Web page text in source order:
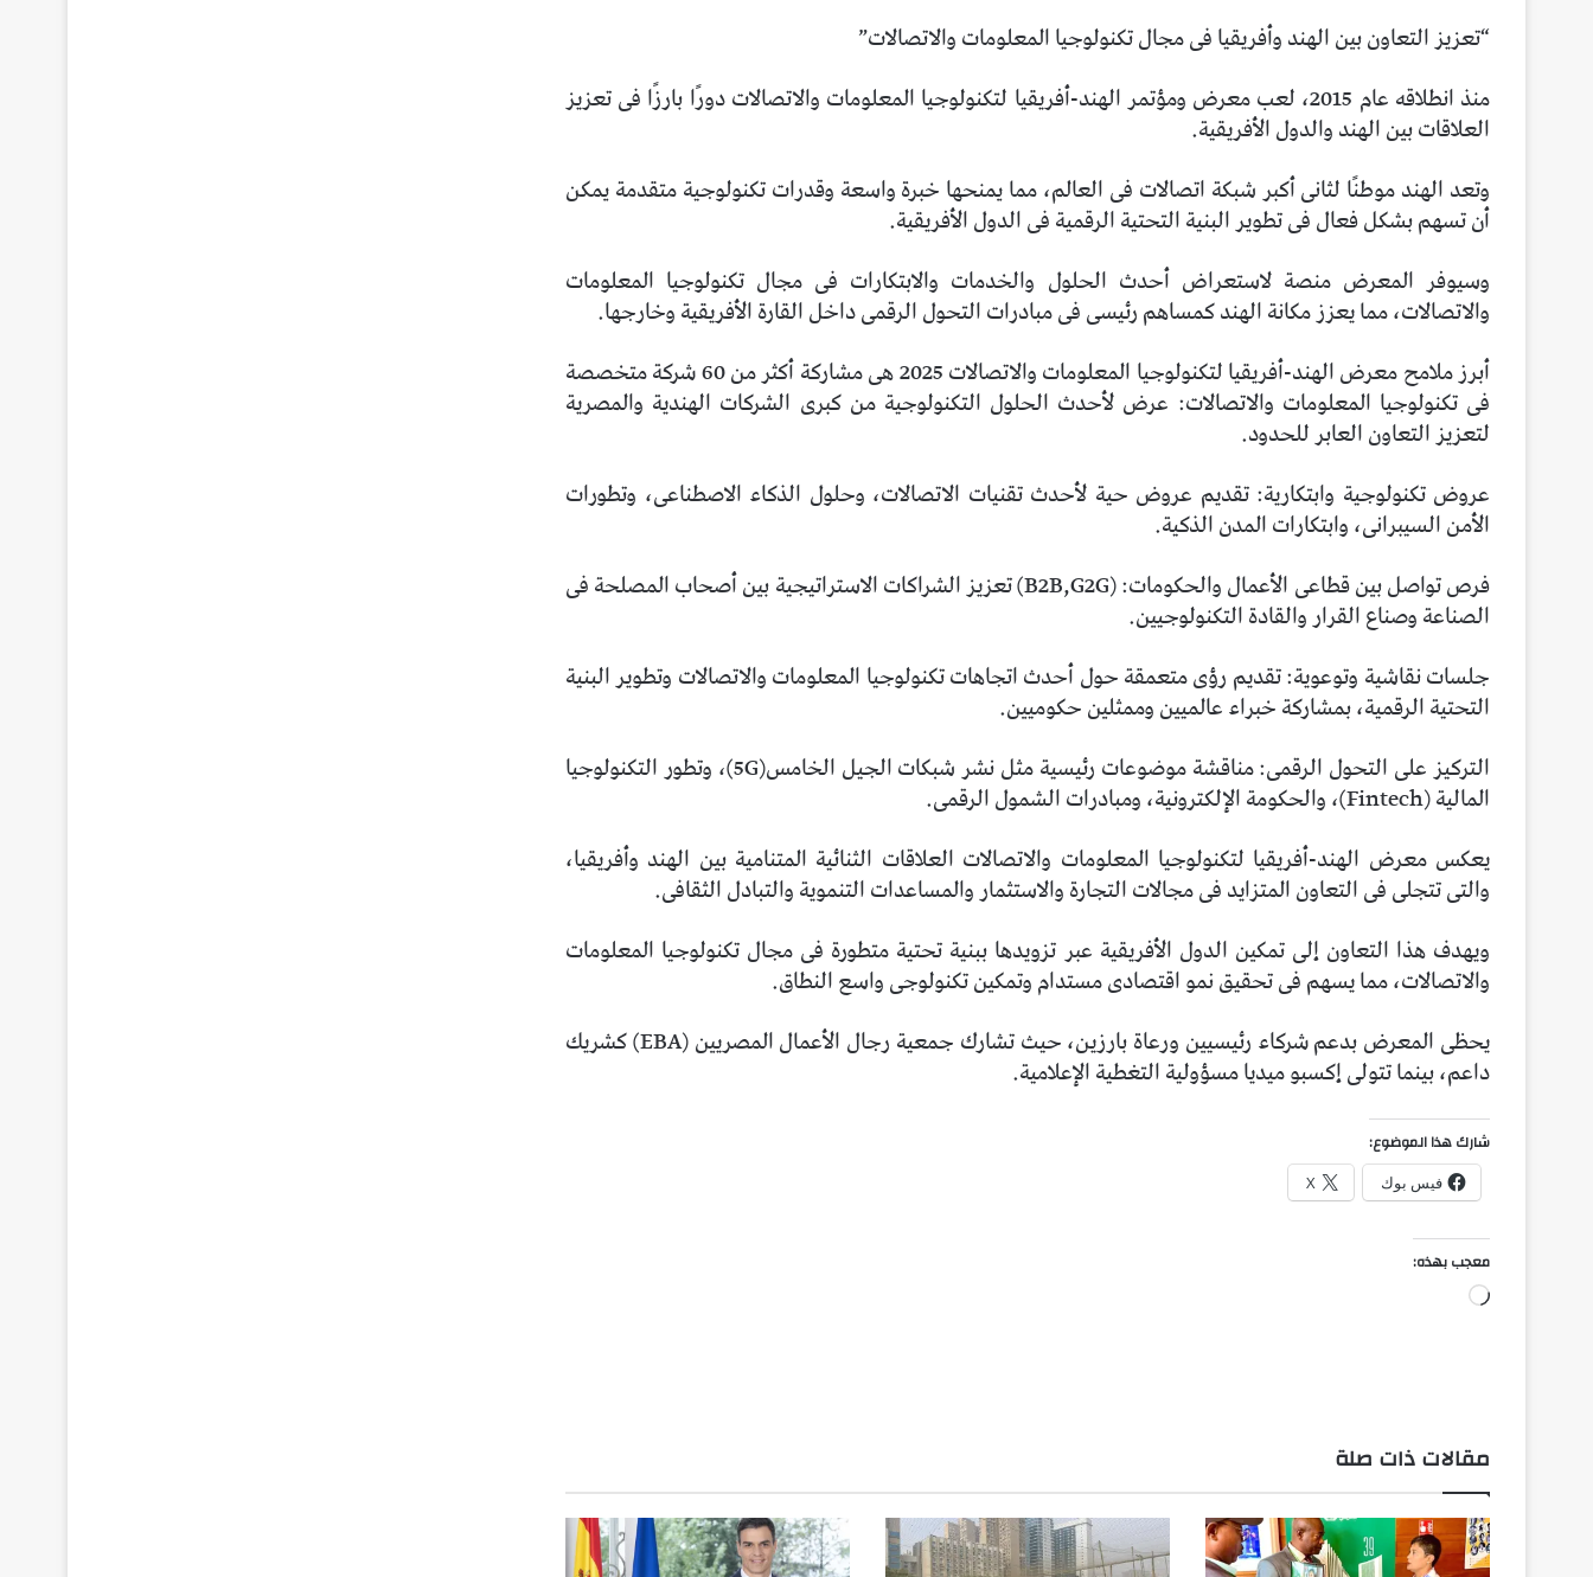
“تعزيز التعاون بين الهند وأفريقيا فى مجال تكنولوجيا المعلومات والاتصالات”
منذ انطلاقه عام 2015، لعب معرض ومؤتمر الهند-أفريقيا لتكنولوجيا المعلومات والاتصالات دورًا بارزًا فى تعزيز
العلاقات بين الهند والدول الأفريقية.
وتعد الهند موطنًا لثانى أكبر شبكة اتصالات فى العالم، مما يمنحها خبرة واسعة وقدرات تكنولوجية متقدمة يمكن
أن تسهم بشكل فعال فى تطوير البنية التحتية الرقمية فى الدول الأفريقية.
وسيوفر المعرض منصة لاستعراض أحدث الحلول والخدمات والابتكارات فى مجال تكنولوجيا المعلومات
والاتصالات، مما يعزز مكانة الهند كمساهم رئيسى فى مبادرات التحول الرقمى داخل القارة الأفريقية وخارجها.
أبرز ملامح معرض الهند-أفريقيا لتكنولوجيا المعلومات والاتصالات 2025 هى مشاركة أكثر من 60 شركة متخصصة
فى تكنولوجيا المعلومات والاتصالات: عرض لأحدث الحلول التكنولوجية من كبرى الشركات الهندية والمصرية
لتعزيز التعاون العابر للحدود.
عروض تكنولوجية وابتكارية: تقديم عروض حية لأحدث تقنيات الاتصالات، وحلول الذكاء الاصطناعى، وتطورات
الأمن السيبرانى، وابتكارات المدن الذكية.
فرص تواصل بين قطاعى الأعمال والحكومات: (B2B,G2G) تعزيز الشراكات الاستراتيجية بين أصحاب المصلحة فى
الصناعة وصناع القرار والقادة التكنولوجيين.
جلسات نقاشية وتوعوية: تقديم رؤى متعمقة حول أحدث اتجاهات تكنولوجيا المعلومات والاتصالات وتطوير البنية
التحتية الرقمية، بمشاركة خبراء عالميين وممثلين حكوميين.
التركيز على التحول الرقمى: مناقشة موضوعات رئيسية مثل نشر شبكات الجيل الخامس(5G)، وتطور التكنولوجيا
المالية (Fintech)، والحكومة الإلكترونية، ومبادرات الشمول الرقمى.
يعكس معرض الهند-أفريقيا لتكنولوجيا المعلومات والاتصالات العلاقات الثنائية المتنامية بين الهند وأفريقيا،
والتى تتجلى فى التعاون المتزايد فى مجالات التجارة والاستثمار والمساعدات التنموية والتبادل الثقافى.
ويهدف هذا التعاون إلى تمكين الدول الأفريقية عبر تزويدها ببنية تحتية متطورة فى مجال تكنولوجيا المعلومات
والاتصالات، مما يسهم فى تحقيق نمو اقتصادى مستدام وتمكين تكنولوجى واسع النطاق.
يحظى المعرض بدعم شركاء رئيسيين ورعاة بارزين، حيث تشارك جمعية رجال الأعمال المصريين (EBA) كشريك
داعم، بينما تتولى إكسبو ميديا مسؤولية التغطية الإعلامية.
شارك هذا الموضوع:
فيس بوك X
معجب بهذه:
جاري
مقالات ذات صلة